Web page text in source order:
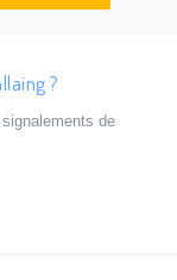
?
de